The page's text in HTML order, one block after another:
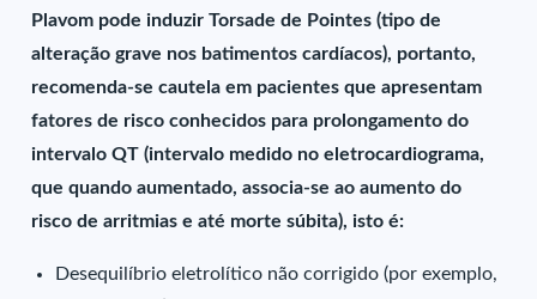
Plavom pode induzir Torsade de Pointes (tipo de
alteração grave nos batimentos cardíacos), portanto,
recomenda-se cautela em pacientes que apresentam
fatores de risco conhecidos para prolongamento do
intervalo QT (intervalo medido no eletrocardiograma,
que quando aumentado, associa-se ao aumento do
risco de arritmias e até morte súbita), isto é:
Desequilíbrio eletrolítico não corrigido (por exemplo,